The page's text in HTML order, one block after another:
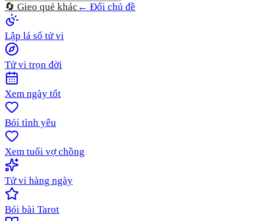
🔄 Gieo quẻ khác ← Đổi chủ đề
Lập lá số tử vi
Tử vi trọn đời
Xem ngày tốt
Bói tình yêu
Xem tuổi vợ chồng
Tử vi hàng ngày
Bói bài Tarot